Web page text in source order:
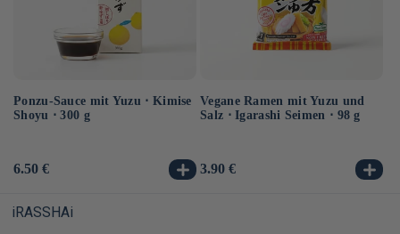
Ponzu-Sauce mit Yuzu ⋅ Kimise
Shoyu ⋅ 300 g
Normaler
6.50 €
Vegane Ramen mit Yuzu und
Salz ⋅ Igarashi Seimen ⋅ 98 g
Normaler
3.90 €
iRASSHAi